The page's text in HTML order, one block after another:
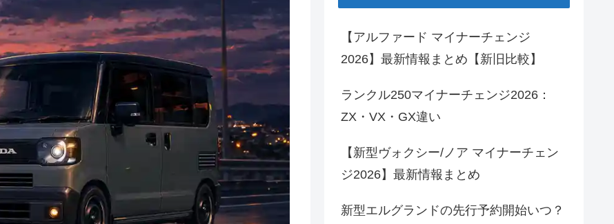
【アルファード マイナーチェンジ
2026】最新情報まとめ【新旧比較】
ランクル250マイナーチェンジ2026：
ZX・VX・GX違い
【新型ヴォクシー/ノア マイナーチェン
ジ2026】最新情報まとめ
新型エルグランドの先行予約開始いつ？